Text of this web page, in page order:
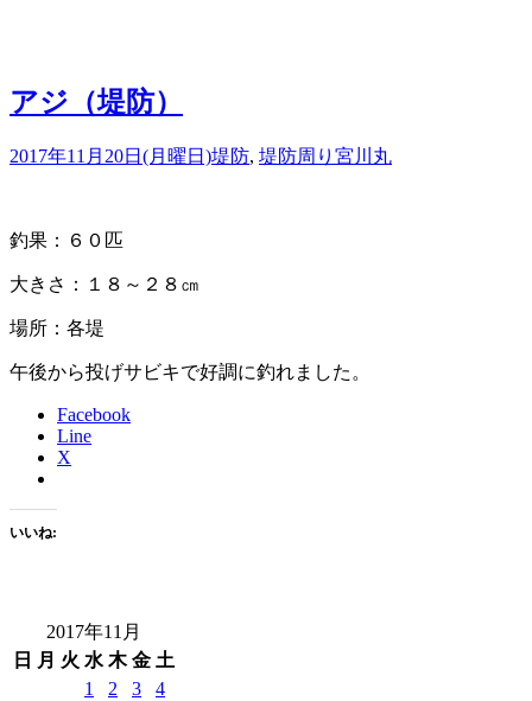
アジ（堤防）
2017年11月20日(月曜日)堤防, 堤防周り 宮川丸
釣果：６０匹
大きさ：１８～２８㎝
場所：各堤
午後から投げサビキで好調に釣れました。
Facebook
Line
X
いいね:
2017年11月
日
月 火 水 木 金 土
1
2 3
4